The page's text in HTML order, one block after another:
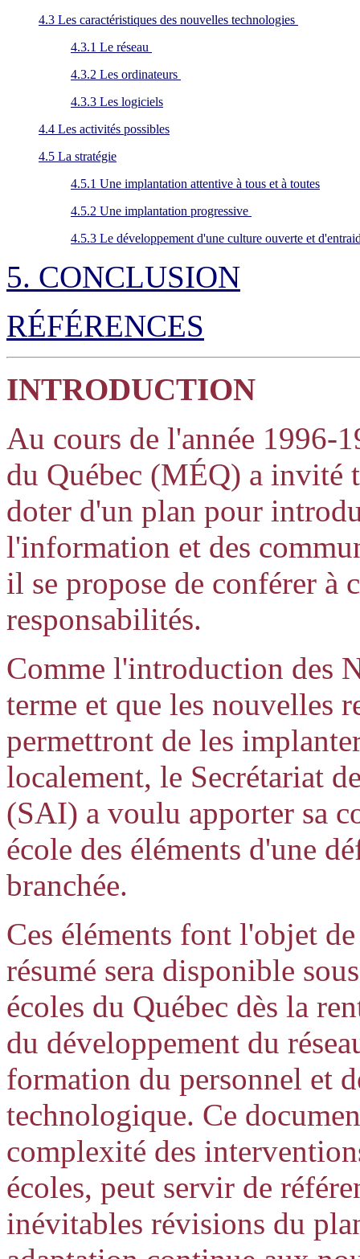
4.3 Les caractéristiques des nouvelles technologies
4.3.1 Le réseau
4.3.2 Les ordinateurs
4.3.3 Les logiciels
4.4 Les activités possibles
4.5 La stratégie
4.5.1 Une implantation attentive à tous et à toutes
4.5.2 Une implantation progressive
4.5.3 Le développement d'une culture ouverte et
5. CONCLUSION
RÉFÉRENCES
INTRODUCTION
Au cours de l'année 1996-
du Québec (MÉQ) a invité
doter d'un plan pour
l'information et des
il se propose de conférer à
responsabilités.
Comme l'introduction des
terme et que les nouvelles
permettront de les
localement, le Secrétariat
(SAI) a voulu apporter sa
école des éléments d'une
branchée.
Ces éléments font l'objet
résumé sera disponible
écoles du Québec dès la
du développement du
formation du personnel et
technologique. Ce
complexité des
écoles, peut servir de
inévitables révisions du